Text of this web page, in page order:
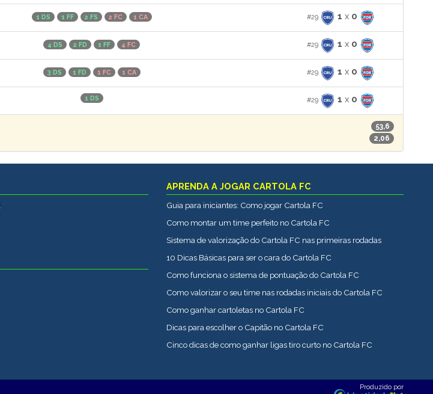
1 DS 1 FF 2 FS 2 FC 1 CA #29 1 x 0
4 DS 2 FD 1 FF 4 FC #29 1 x 0
3 DS 1 FD 1 FC 1 CA #29 1 x 0
1 DS #29 1 x 0
53,6
2,06
APRENDA A JOGAR CARTOLA FC
Guia para iniciantes: Como jogar Cartola FC
Como montar um time perfeito no Cartola FC
Sistema de valorização do Cartola FC nas primeiras rodadas
10 Dicas Básicas para ser o cara do Cartola FC
Como funciona o sistema de pontuação do Cartola FC
Como valorizar o seu time nas rodadas iniciais do Cartola FC
Como ganhar cartoletas no Cartola FC
Dicas para escolher o Capitão no Cartola FC
Cinco dicas de como ganhar ligas tiro curto no Cartola FC
Produzido por